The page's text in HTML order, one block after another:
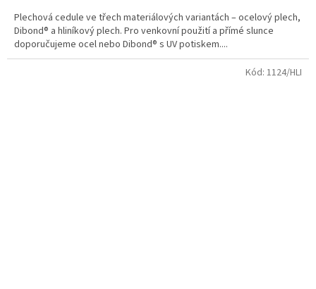
Plechová cedule ve třech materiálových variantách – ocelový plech,
Dibond® a hliníkový plech. Pro venkovní použití a přímé slunce
doporučujeme ocel nebo Dibond® s UV potiskem....
Kód: 1124/HLI